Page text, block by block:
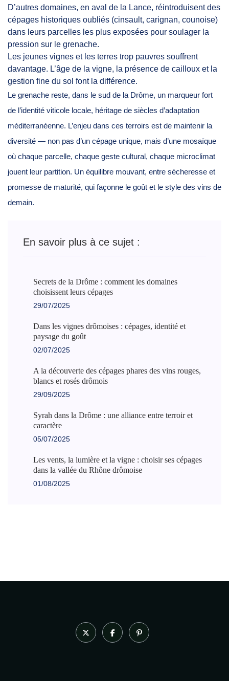
D’autres domaines, en aval de la Lance, réintroduisent des
cépages historiques oubliés (cinsault, carignan, counoise)
dans leurs parcelles les plus exposées pour soulager la
pression sur le grenache.
Les jeunes vignes et les terres trop pauvres souffrent
davantage. L’âge de la vigne, la présence de cailloux et la
gestion fine du sol font la différence.
Le grenache reste, dans le sud de la Drôme, un marqueur fort
de l’identité viticole locale, héritage de siècles d’adaptation
méditerranéenne. L’enjeu dans ces terroirs est de maintenir la
diversité — non pas d’un cépage unique, mais d’une mosaïque
où chaque parcelle, chaque geste cultural, chaque microclimat
jouent leur partition. Un équilibre mouvant, entre sécheresse et
promesse de maturité, qui façonne le goût et le style des vins de
demain.
En savoir plus à ce sujet :
Secrets de la Drôme : comment les domaines
choisissent leurs cépages
29/07/2025
Dans les vignes drômoises : cépages, identité et
paysage du goût
02/07/2025
A la découverte des cépages phares des vins rouges,
blancs et rosés drômois
29/09/2025
Syrah dans la Drôme : une alliance entre terroir et
caractère
05/07/2025
Les vents, la lumière et la vigne : choisir ses cépages
dans la vallée du Rhône drômoise
01/08/2025